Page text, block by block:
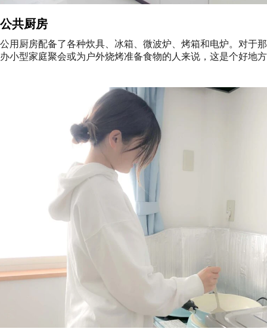
公共厨房
公用厨房配备了各种炊具、冰箱、微波炉、烤箱和电炉。对于
办小型家庭聚会或为户外烧烤准备食物的人来说，这是个好地